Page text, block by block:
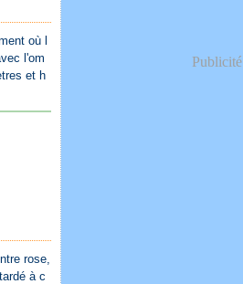
où l
l'om
et h
rose,
à c
Publicité